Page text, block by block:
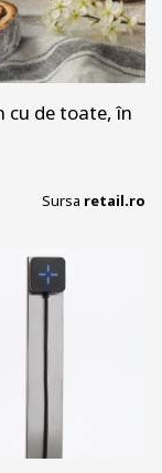
cu de toate, în
Sursa retail.ro